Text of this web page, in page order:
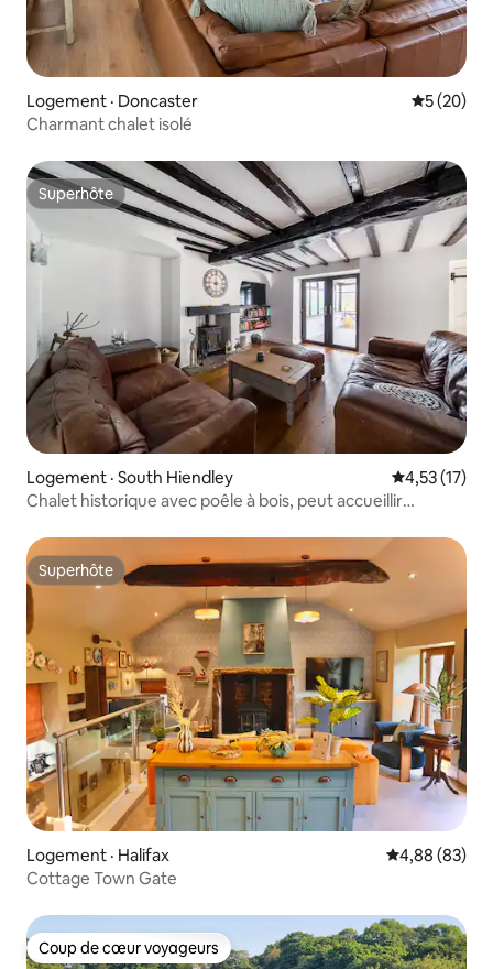
Logement · Doncaster Note
5 (20)
Charmant chalet isolé
Superhôte
Superhôte
Logement · South Hiendley Note
4,53 (17)
Chalet historique avec poêle à bois, peut accueillir
Superhôte
Superhôte
Logement · Halifax Note
4,88 (83)
Cottage Town Gate
Coup de cœur voyageurs
Coup de cœur voyageurs